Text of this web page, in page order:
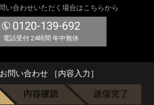
い合わせいただく場合はこちらから
0120-139-692
電話受付 24時間 年中無休
問い合わせ ［内容入力］